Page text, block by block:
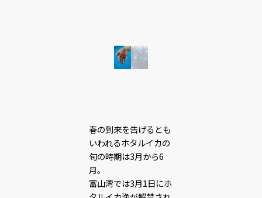
春の到来を告げるとも
いわれるホタルイカの
旬の時期は3月から6
月。
富山湾では3月1日にホ